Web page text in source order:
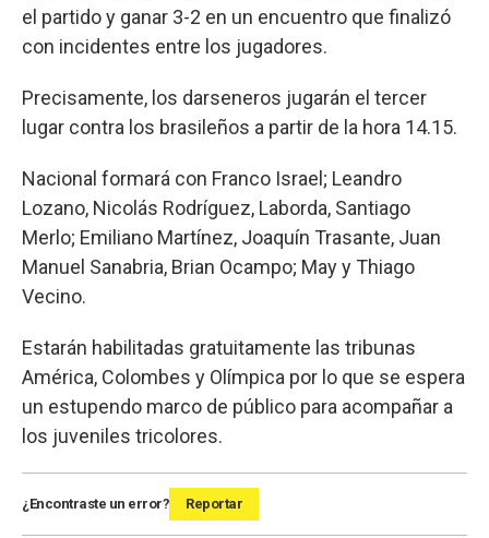
el partido y ganar 3-2 en un encuentro que finalizó
con incidentes entre los jugadores.
Precisamente, los darseneros jugarán el tercer
lugar contra los brasileños a partir de la hora 14.15.
Nacional formará con Franco Israel; Leandro
Lozano, Nicolás Rodríguez, Laborda, Santiago
Merlo; Emiliano Martínez, Joaquín Trasante, Juan
Manuel Sanabria, Brian Ocampo; May y Thiago
Vecino.
Estarán habilitadas gratuitamente las tribunas
América, Colombes y Olímpica por lo que se espera
un estupendo marco de público para acompañar a
los juveniles tricolores.
¿Encontraste un error? Reportar